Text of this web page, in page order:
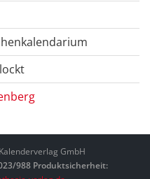
GmbH
988 Produktsicherheit: